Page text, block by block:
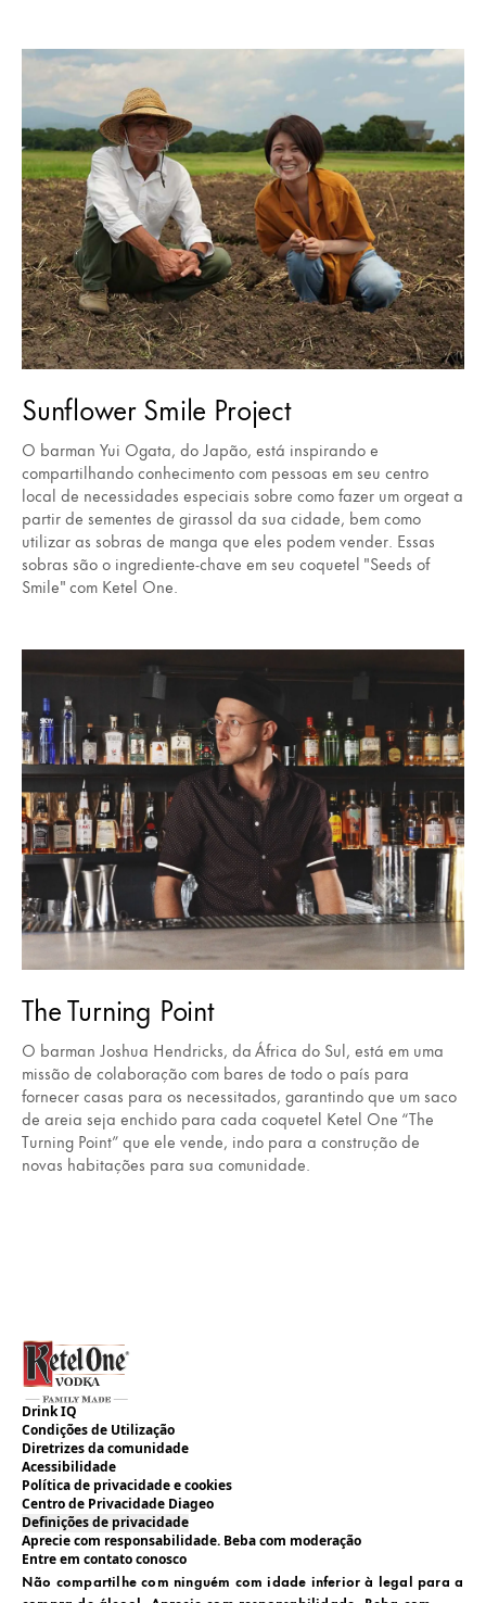
Sunflower Smile Project
O barman Yui Ogata, do Japão, está inspirando e
compartilhando conhecimento com pessoas em seu centro
local de necessidades especiais sobre como fazer um orgeat a
partir de sementes de girassol da sua cidade, bem como
utilizar as sobras de manga que eles podem vender. Essas
sobras são o ingrediente-chave em seu coquetel "Seeds of
Smile" com Ketel One.
The Turning Point
O barman Joshua Hendricks, da África do Sul, está em uma
missão de colaboração com bares de todo o país para
fornecer casas para os necessitados, garantindo que um saco
de areia seja enchido para cada coquetel Ketel One “The
Turning Point” que ele vende, indo para a construção de
novas habitações para sua comunidade.
Drink IQ
Condições de Utilização
Diretrizes da comunidade
Acessibilidade
Política de privacidade e cookies
Centro de Privacidade Diageo
Definições de privacidade
Aprecie com responsabilidade. Beba com moderação
Entre em contato conosco
Não compartilhe com ninguém com idade inferior à legal para a